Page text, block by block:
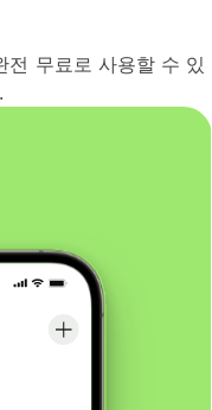
전 무료로 사용할 수 있